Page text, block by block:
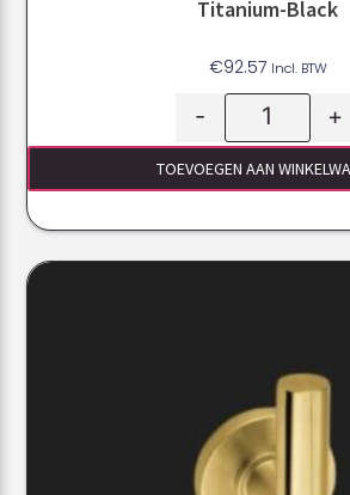
Titanium-Black
€92.57 Incl. BTW
- +
TOEVOEGEN AAN